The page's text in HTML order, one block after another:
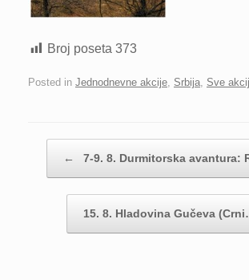
Broj poseta 373
Posted in Jednodnevne akcije Srbija Sve
← 7-9. 8. Durmitorska avantura:
15. 8. Hladovina Gučeva